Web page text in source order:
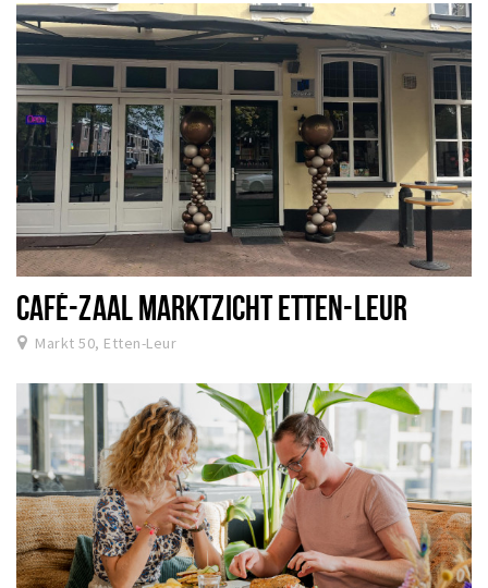
CAFÉ-ZAAL MARKTZICHT ETTEN-LEUR
Markt 50, Etten-Leur